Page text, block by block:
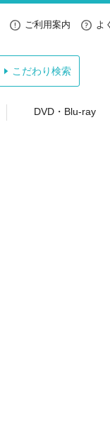
ご利用案内 よ
こだわり検索
DVD・Blu-ray